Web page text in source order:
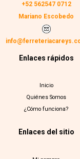
+52 562547 0712
Mariano Escobedo
Enlaces rápidos
Inicio
Quiénes Somos
¿Cómo funciona?
Enlaces del sitio